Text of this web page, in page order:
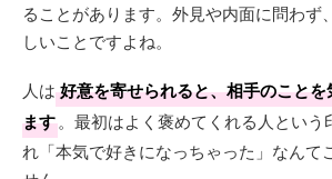
ることがあります。外見や内面に問わず
しいことですよね。
人は 好意を寄せられると、相手のこと
ます。最初はよく褒めてくれる人という
れ「本気で好きになっちゃった」なんて